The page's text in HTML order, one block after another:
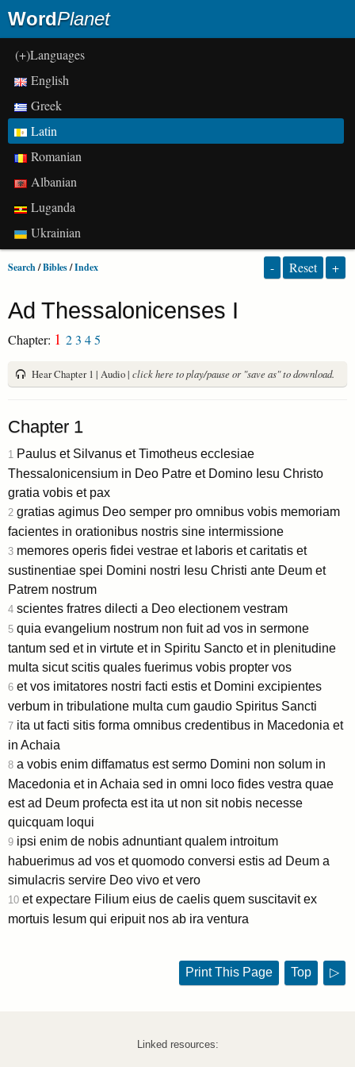
WordPlanet
(+)Languages
English
Greek
Latin
Romanian
Albanian
Luganda
Ukrainian
Search/Bibles/Index - Reset +
Ad Thessalonicenses I
Chapter: 1 23 45
Hear Chapter 1 | Audio | click here to play/pause or "save as" to download.
Chapter 1
1 Paulus et Silvanus et Timotheus ecclesiae
Thessalonicensium in Deo Patre et Domino Iesu Christo
gratia vobis et pax
2 gratias agimus Deo semper pro omnibus vobis memoriam
facientes in orationibus nostris sine intermissione
3 memores operis fidei vestrae et laboris et caritatis et
sustinentiae spei Domini nostri Iesu Christi ante Deum et
Patrem nostrum
4 scientes fratres dilecti a Deo electionem vestram
5 quia evangelium nostrum non fuit ad vos in sermone
tantum sed et in virtute et in Spiritu Sancto et in plenitudine
multa sicut scitis quales fuerimus vobis propter vos
6 et vos imitatores nostri facti estis et Domini excipientes
verbum in tribulatione multa cum gaudio Spiritus Sancti
7 ita ut facti sitis forma omnibus credentibus in Macedonia et
in Achaia
8 a vobis enim diffamatus est sermo Domini non solum in
Macedonia et in Achaia sed in omni loco fides vestra quae
est ad Deum profecta est ita ut non sit nobis necesse
quicquam loqui
9 ipsi enim de nobis adnuntiant qualem introitum
habuerimus ad vos et quomodo conversi estis ad Deum a
simulacris servire Deo vivo et vero
10 et expectare Filium eius de caelis quem suscitavit ex
mortuis Iesum qui eripuit nos ab ira ventura
Print This Page Top ▷
Linked resources: